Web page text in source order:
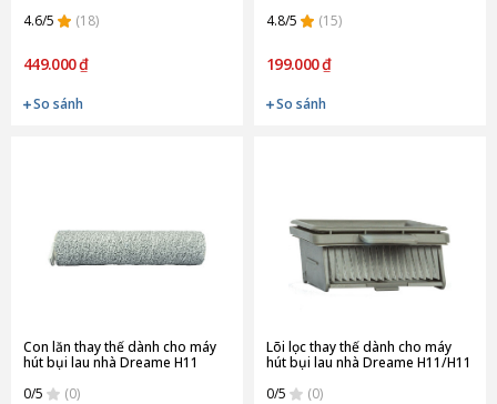
4.6/5
(18)
449.000 ₫
So sánh
4.8/5
(15)
199.000 ₫
So sánh
Con lăn thay thế dành cho máy
hút bụi lau nhà Dreame H11
0/5
(0)
Lõi lọc thay thế dành cho máy
hút bụi lau nhà Dreame H11/H11
0/5
(0)